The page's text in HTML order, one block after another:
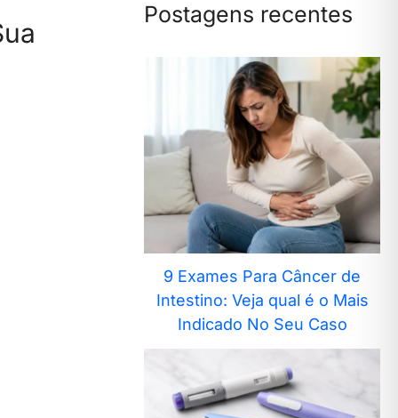
Postagens recentes
9 Exames Para Câncer de
Intestino: Veja qual é o Mais
Indicado No Seu Caso